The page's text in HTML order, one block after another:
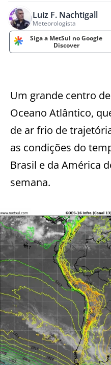
Luiz F. Nachtigall
Meteorologista
Siga a MetSul no Google
Discover
Um grande centro
Oceano Atlântico,
de ar frio de
as condições do
Brasil e da América
semana.